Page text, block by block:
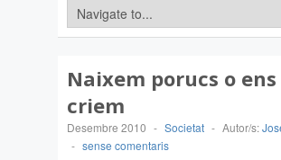
Naixem porucs o
criem
Desembre 2010 - Societat - Autor/s:
- sense comentaris